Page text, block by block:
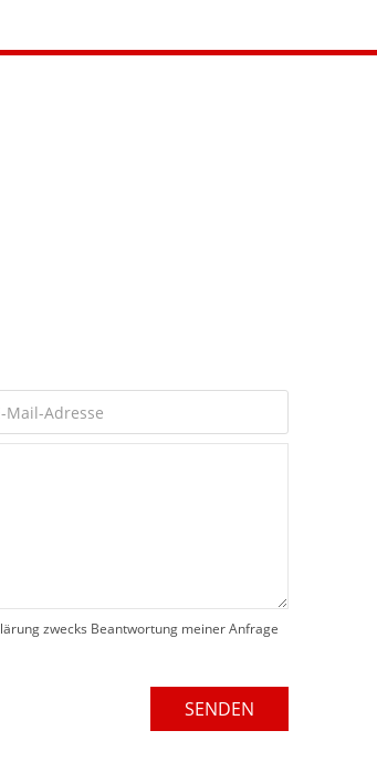
zwecks Beantwortung meiner Anfrage
SENDEN